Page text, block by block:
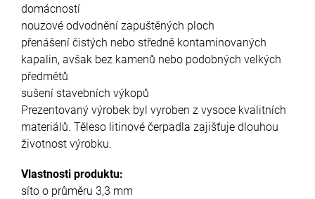
domácností
nouzové odvodnění zapuštěných ploch
přenášení čistých nebo středně kontaminovaných
kapalin, avšak bez kamenů nebo podobných velkých
předmětů
sušení stavebních výkopů
Prezentovaný výrobek byl vyroben z vysoce kvalitních
materiálů. Těleso litinové čerpadla zajišťuje dlouhou
životnost výrobku.
Vlastnosti produktu:
síto o průměru 3,3 mm